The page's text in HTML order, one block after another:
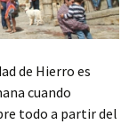
de Hierro es
cuando
todo a partir del